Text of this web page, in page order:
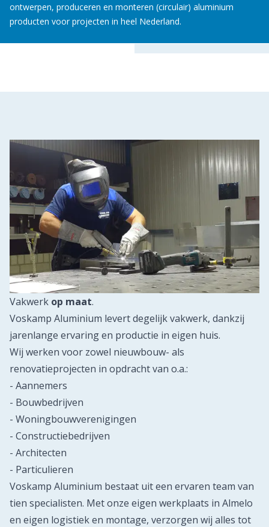
ontwerpen, produceren en monteren (circulair) aluminium
producten voor projecten in heel Nederland.
Vakwerk op maat.
Voskamp Aluminium levert degelijk vakwerk, dankzij
jarenlange ervaring en productie in eigen huis.
Wij werken voor zowel nieuwbouw- als
renovatieprojecten in opdracht van o.a.:
- Aannemers
- Bouwbedrijven
- Woningbouwverenigingen
- Constructiebedrijven
- Architecten
- Particulieren
Voskamp Aluminium bestaat uit een ervaren team van
tien specialisten. Met onze eigen werkplaats in Almelo
en eigen logistiek en montage, verzorgen wij alles tot